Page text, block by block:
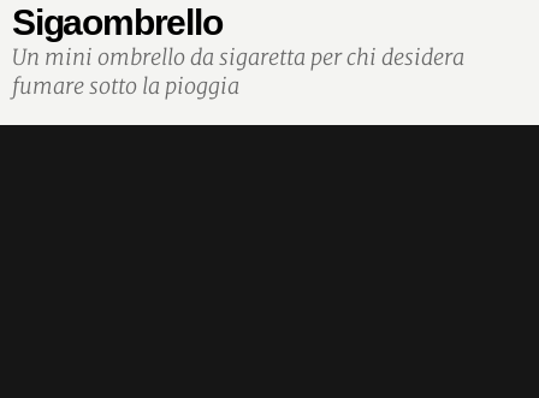
Sigaombrello
Un mini ombrello da sigaretta per chi desidera
fumare sotto la pioggia